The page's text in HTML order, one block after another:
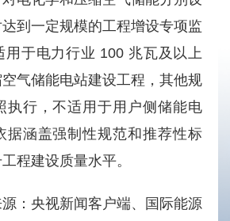
到一定规模的工程增设专项监
用于电力行业 100 兆瓦及以上
气储能电站建设工程，其他规
执行，不适用于用户侧储能电
据涵盖强制性规范和推荐性标
程建设质量水平。
：央视新闻客户端、国际能源